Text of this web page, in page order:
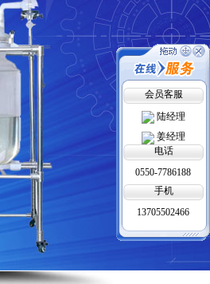
会员客服
陆经理
姜经理
电话
0550-7786188
手机
13705502466